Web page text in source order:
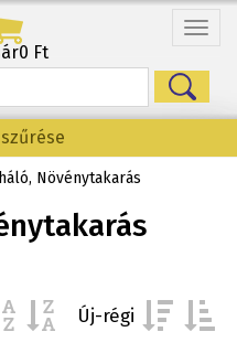
Menü
0 Ft
Növénytakarás
Új-régi